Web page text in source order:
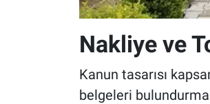
Nakliye ve
Kanun tasarısı
belgeleri